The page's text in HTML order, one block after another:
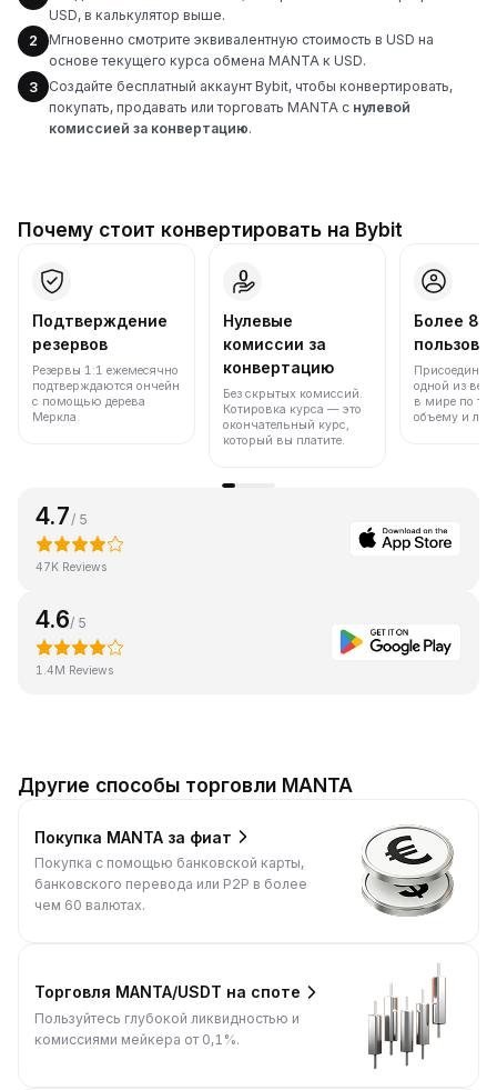
USD, в калькулятор выше.
2
Мгновенно смотрите эквивалентную стоимость в USD на
основе текущего курса обмена MANTA к USD.
3
Создайте бесплатный аккаунт Bybit, чтобы конвертировать,
покупать, продавать или торговать MANTA с нулевой
комиссией за конвертацию.
Почему стоит конвертировать на Bybit
Подтверждение
резервов
Резервы 1:1 ежемесячно
подтверждаются ончейн
с помощью дерева
Меркла.
Нулевые
комиссии за
конвертацию
Без скрытых комиссий.
Котировка курса — это
окончательный курс,
который вы платите.
Более 86
одной из
в мире по
объему и
4.7 / 5
47K Reviews
4.6/ 5
1.4M Reviews
Другие способы торговли MANTA
Покупка MANTA за фиат
Покупка с помощью банковской карты,
банковского перевода или P2P в более
чем 60 валютах.
Торговля MANTA/USDT на споте
Пользуйтесь глубокой ликвидностью и
комиссиями мейкера от 0,1%.